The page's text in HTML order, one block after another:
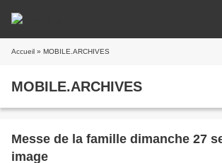
Accueil » MOBILE.ARCHIVES
MOBILE.ARCHIVES
Messe de la famille dimanche 27
image